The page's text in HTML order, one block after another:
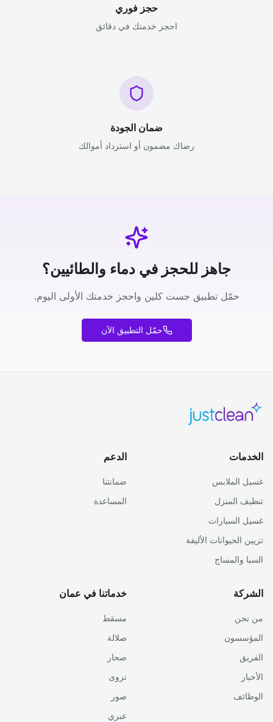
حجز فوري
احجز خدمتك في دقائق
ضمان الجودة
رضاك مضمون أو استرداد أموالك
جاهز للحجز في دماء والطائيين؟
حمّل تطبيق جست كلين واحجز خدمتك الأولى اليوم.
حمّل التطبيق الآن
الخدمات
غسيل الملابس
تنظيف المنزل
غسيل السيارات
تزيين الحيوانات الأليفة
السبا والمساج
الدعم
ضمانتنا
المساعدة
الشركة
من نحن
المؤسسون
الفريق
الأخبار
الوظائف
خدماتنا في عمان
مسقط
صلالة
صحار
نزوى
صور
عبري